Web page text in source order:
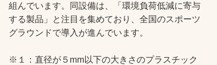
組んでいます。同設備は、「環境負荷低減に寄与
する製品」と注目を集めており、全国のスポーツ
グラウンドで導入が進んでいます。
※１：直径が５mm以下の大きさのプラスチック